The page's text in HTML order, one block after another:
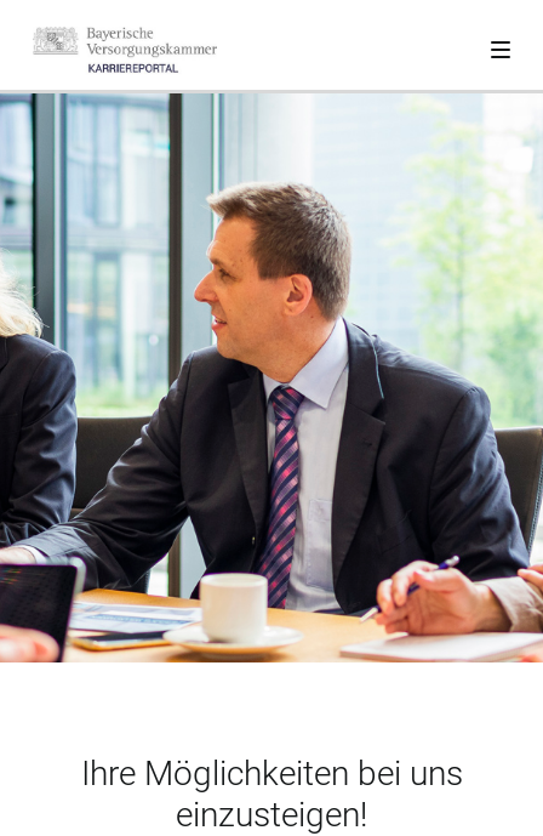
Ihre Möglichkeiten bei uns
einzusteigen!